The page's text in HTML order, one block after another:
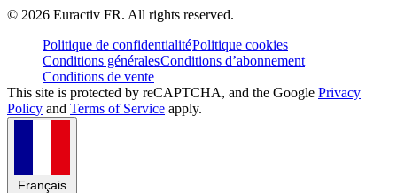
© 2026 Euractiv FR. All rights reserved.
Politique de confidentialitéPolitique cookies
Conditions généralesConditions d’abonnement
Conditions de vente
This site is protected by reCAPTCHA, and the Google Privacy
Policy and Terms of Service apply.
Français